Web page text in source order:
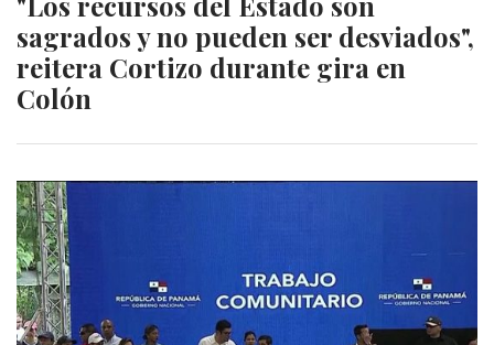
sagrados y no pueden ser desviados",
reitera Cortizo durante gira en
Colón